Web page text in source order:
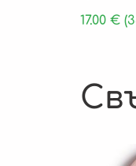
17.00 €